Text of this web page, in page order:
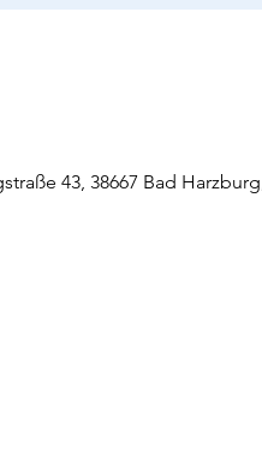
43, 38667 Bad